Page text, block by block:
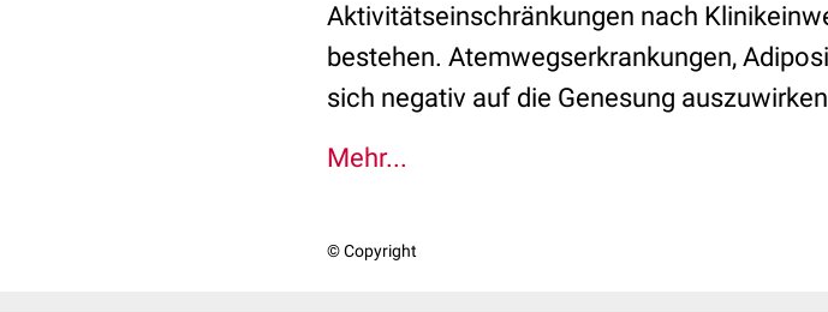
Aktivitätseinschränkungen nach
bestehen. Atemwegserkrankungen,
sich negativ auf die Genesung
Mehr...
© Copyright